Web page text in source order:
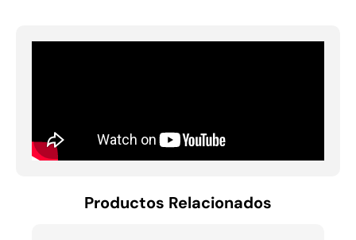
Productos Relacionados